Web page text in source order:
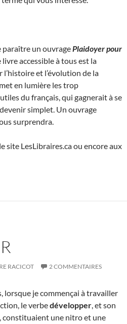
paraître un ouvragePlaidoyer pour
livre accessible à tous est la
et l’évolution de la
en lumière les trop
du français, qui gagnerait à se
simplet. Un ouvrage
surprendra.
site LesLibraires.ca ou encore aux
RACICOT 2 COMMENTAIRES
lorsque je commençai à travailler
le verbedévelopper, et son
, constituaient une nitro et une